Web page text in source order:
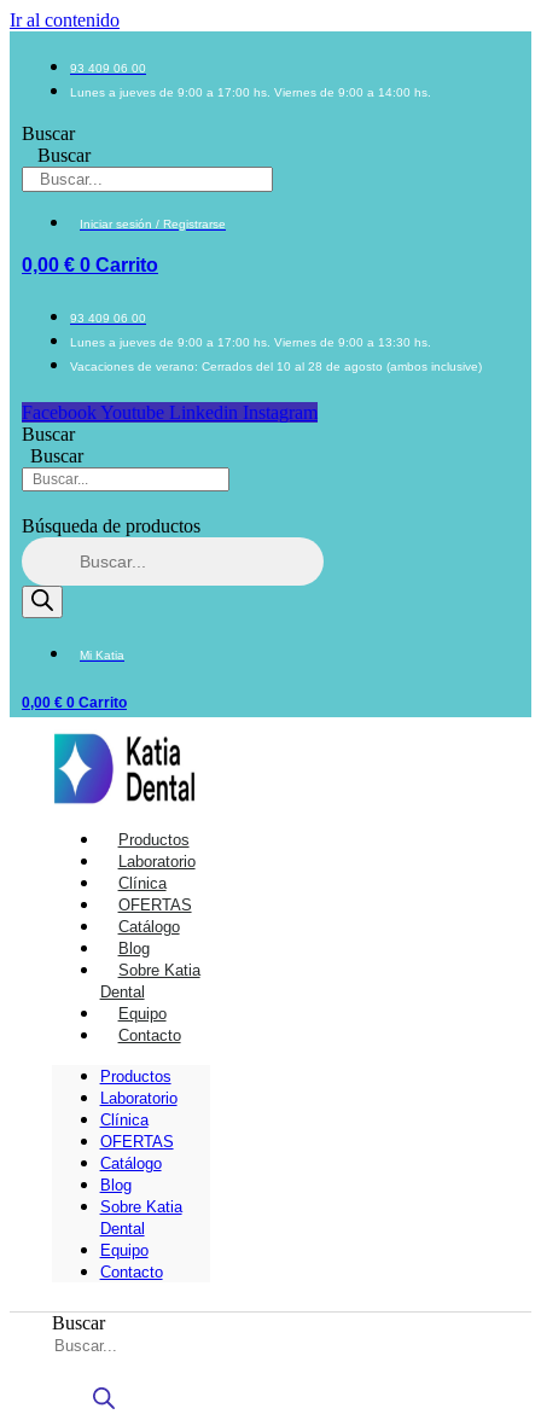
Ir al contenido
93 409 06 00
Lunes a jueves de 9:00 a 17:00 hs. Viernes de 9:00 a 14:00 hs.
Buscar
Buscar
Iniciar sesión / Registrarse
0,00 € 0 Carrito
93 409 06 00
Lunes a jueves de 9:00 a 17:00 hs. Viernes de 9:00 a 13:30 hs.
Vacaciones de verano: Cerrados del 10 al 28 de agosto (ambos inclusive)
Facebook Youtube Linkedin Instagram
Buscar
Buscar
Búsqueda de productos
Mi Katia
0,00 € 0 Carrito
Productos
Laboratorio
Clínica
OFERTAS
Catálogo
Blog
Sobre Katia
Dental
Equipo
Contacto
Productos
Laboratorio
Clínica
OFERTAS
Catálogo
Blog
Sobre Katia
Dental
Equipo
Contacto
Buscar